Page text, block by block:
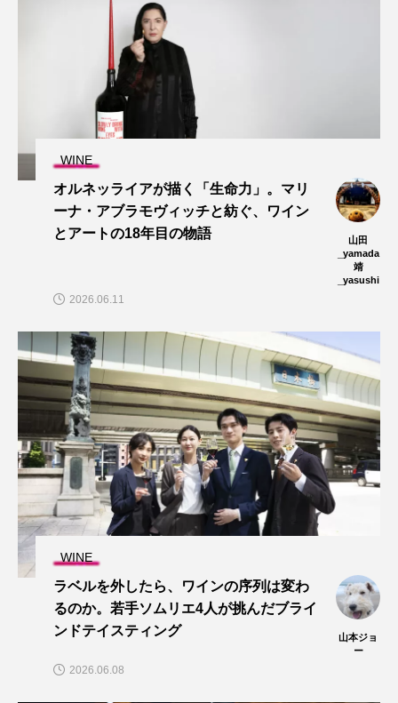
WINE
オルネッライアが描く「生命力」。マリ
ーナ・アブラモヴィッチと紡ぐ、ワイン
とアートの18年目の物語
山田
_yamada
靖
_yasushi
2026.06.11
WINE
ラベルを外したら、ワインの序列は変わ
るのか。若手ソムリエ4人が挑んだブライ
ンドテイスティング
山本ジョ
ー
2026.06.08